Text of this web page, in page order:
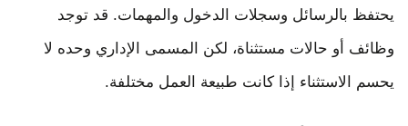
يحتفظ بالرسائل وسجلات الدخول والمهمات. قد توجد
وظائف أو حالات مستثناة، لكن المسمى الإداري وحده لا
يحسم الاستثناء إذا كانت طبيعة العمل مختلفة.